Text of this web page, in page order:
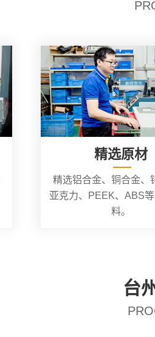
精选原材
精选铝合金、铜合金、
亚克力、PEEK、ABS
料。
台